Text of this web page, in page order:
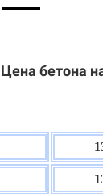
Цена бетона